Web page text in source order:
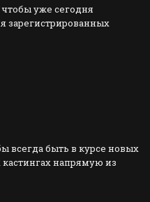
чтобы уже сегодня
зарегистрированных
всегда быть в курсе новых
напрямую из